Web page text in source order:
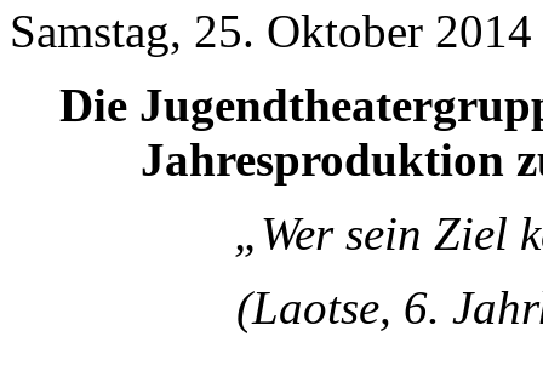
Samstag, 25. Oktober
Die
Jahresproduktion
„Wer sein Ziel
(Laotse, 6.